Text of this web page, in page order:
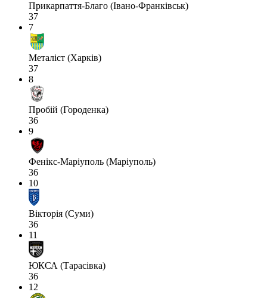
Прикарпаття-Благо (Івано-Франківськ)
37
7
Металіст (Харків)
37
8
Пробій (Городенка)
36
9
Фенікс-Маріуполь (Маріуполь)
36
10
Вікторія (Суми)
36
11
ЮКСА (Тарасівка)
36
12